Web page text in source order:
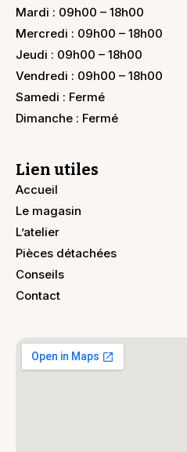
Mardi : 09h00 – 18h00
Mercredi : 09h00 – 18h00
Jeudi : 09h00 – 18h00
Vendredi : 09h00 – 18h00
Samedi : Fermé
Dimanche : Fermé
Lien utiles
Accueil
Le magasin
L’atelier
Pièces détachées
Conseils
Contact